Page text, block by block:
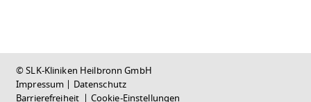
© SLK-Kliniken Heilbronn GmbH
Impressum | Datenschutz
Barrierefreiheit | Cookie-Einstellungen